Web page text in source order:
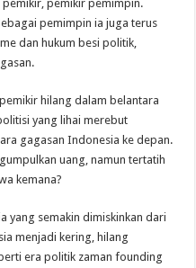
pemikir pemimpin.
pemimpin ia juga terus
dan hukum besi politik,
hilang dalam belantara
yang lihai merebut
gagasan Indonesia ke depan.
uang, namun tertatih
kemana?
yang semakin dimiskinkan dari
menjadi kering, hilang
era politik zaman founding